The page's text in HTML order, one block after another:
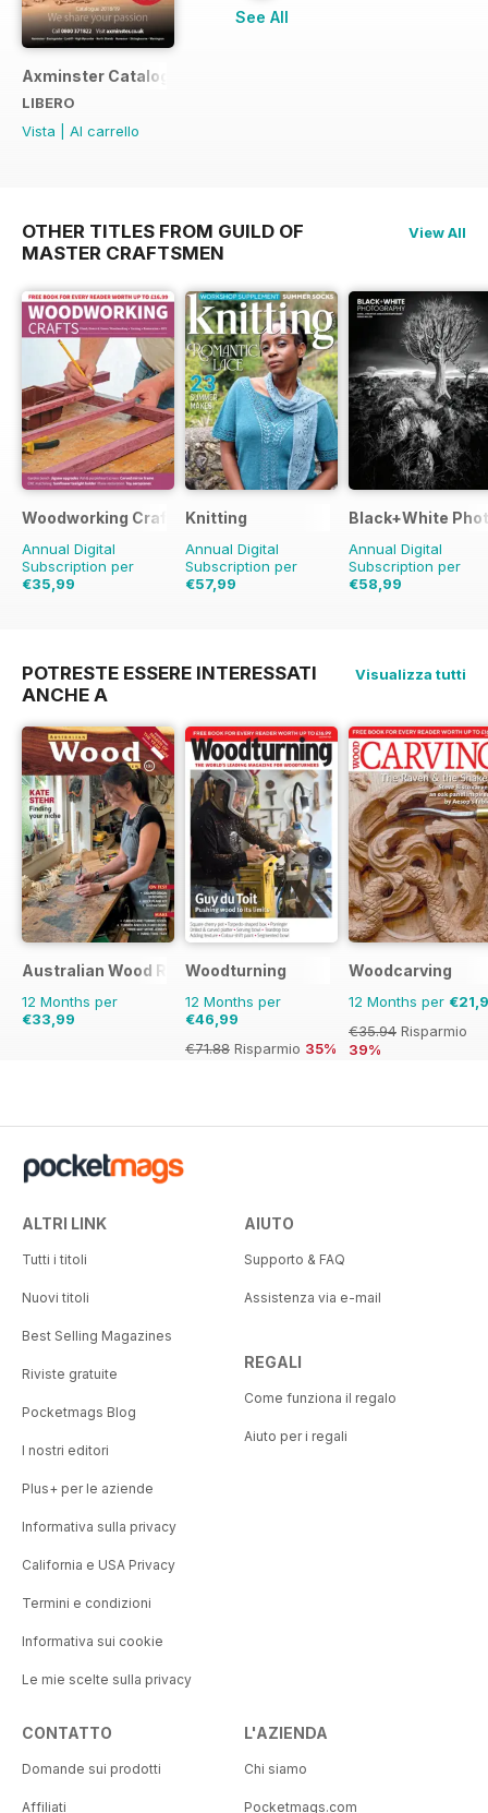
Axminster Catalogue 2019
LIBERO
Vista
Al carrello
See All
OTHER TITLES FROM GUILD OF
MASTER CRAFTSMEN
View All
Woodworking Crafts Magazine
Annual Digital
Subscription per
€35,99
Knitting
Annual Digital
Subscription per
€57,99
Black+White
Annual Digital
Subscription per
€58,99
POTRESTE ESSERE INTERESSATI
ANCHE A
Visualizza tutti
Australian Wood Review
12 Months per
€33,99
Woodturning
12 Months per
€46,99
€71.88 Risparmio 35%
Woodcarving
12 Months per
€35.94 Risparmio
39%
ALTRI LINK
Tutti i titoli
Nuovi titoli
Best Selling Magazines
Riviste gratuite
Pocketmags Blog
I nostri editori
Plus+ per le aziende
Informativa sulla privacy
California e USA Privacy
Termini e condizioni
Informativa sui cookie
Le mie scelte sulla privacy
AIUTO
Supporto & FAQ
Assistenza via e-mail
REGALI
Come funziona il regalo
Aiuto per i regali
CONTATTO
Domande sui prodotti
Affiliati
L'AZIENDA
Chi siamo
Pocketmags.com